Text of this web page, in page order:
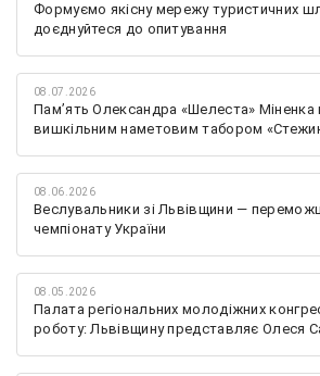
Формуємо якісну мережу туристичних
доєднуйтеся до опитування
08.07.2026
Памʼять Олександра «Шелеста»
вишкільним наметовим табором
08.06.2026
Веслувальники зі Львівщини —
чемпіонату України
08.05.2026
Палата регіональних молодіжних
роботу: Львівщину представляє Олеся